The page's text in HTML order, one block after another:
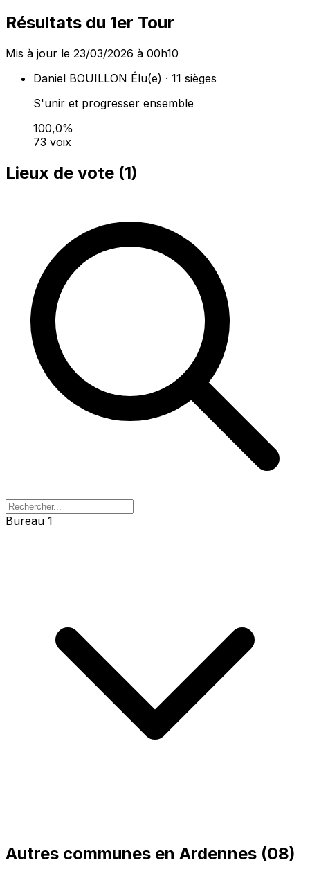
Résultats du 1er Tour
Mis à jour le 23/03/2026 à 00h10
Daniel BOUILLON Élu(e) · 11 sièges
S'unir et progresser ensemble
100,0%
73 voix
Lieux de vote (1)
Bureau 1
Autres communes en Ardennes (08)